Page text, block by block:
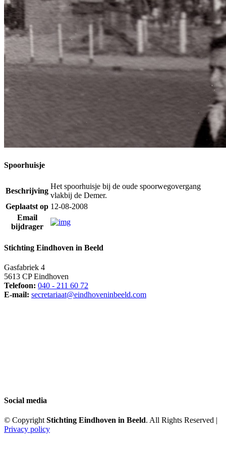
Spoorhuisje
Beschrijving
Het spoorhuisje bij de oude spoorwegovergang
vlakbij de Demer.
Geplaatst op 12-08-2008
Email
bijdrager
Stichting Eindhoven in Beeld
Gasfabriek 4
5613 CP Eindhoven
Telefoon: 040 - 211 60 72
E-mail: secretariaat@eindhoveninbeeld.com
Social media
© Copyright Stichting Eindhoven in Beeld. All Rights Reserved |
Privacy policy